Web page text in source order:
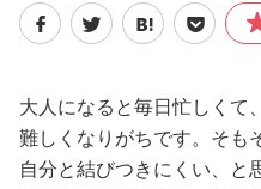
ライフスタイル
ファッション
恋愛/結婚/離婚
大人になると毎日忙しくて
難しくなりがちです。そも
自分と結びつきにくい、と